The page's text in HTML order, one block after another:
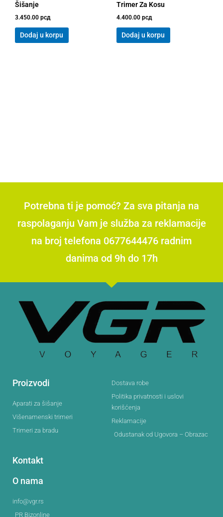
Šišanje
3.450.00 рсд
Dodaj u korpu
Trimer Za Kosu
4.400.00 рсд
Dodaj u korpu
Potrebna ti je pomoć? Za sva pitanja na
raspolaganju Vam je služba za reklamacije
na broj telefona 0677644476 radnim
danima od 9h do 17h
Proizvodi
Aparati za šišanje
Višenamenski trimeri
Trimeri za bradu
Dostava robe
Politika privatnosti i uslovi
korišćenja
Reklamacije
Odustanak od Ugovora – Obrazac
Kontakt
O nama
info@vgr.rs
PR Bizonline